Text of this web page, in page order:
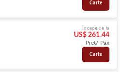
Carte
Începe de la
US$ 261.44
Preț/ Pax
Carte